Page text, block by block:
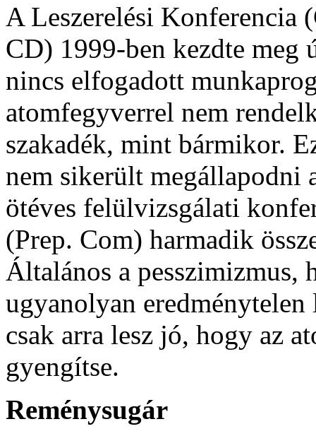
A Leszerelési Konferencia
CD) 1999-ben kezdte meg
nincs elfogadott
atomfegyverrel nem
szakadék, mint bármikor.
nem sikerült megállapodni
ötéves felülvizsgálati
(Prep. Com) harmadik
Általános a pesszimizmus,
ugyanolyan
csak arra lesz jó, hogy az
gyengítse.
Reménysugár